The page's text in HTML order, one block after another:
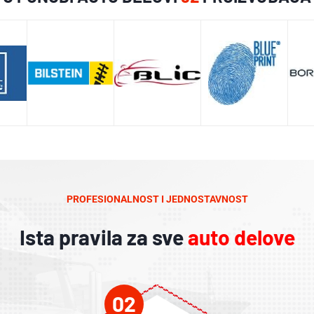
PROFESIONALNOST I JEDNOSTAVNOST
Ista pravila za sveauto delove
02